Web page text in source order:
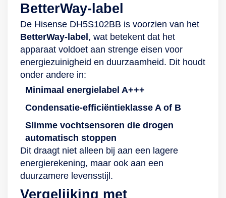
BetterWay-label
De Hisense DH5S102BB is voorzien van het
BetterWay-label, wat betekent dat het
apparaat voldoet aan strenge eisen voor
energiezuinigheid en duurzaamheid. Dit houdt
onder andere in:
Minimaal energielabel A+++
Condensatie-efficiëntieklasse A of B
Slimme vochtsensoren die drogen
automatisch stoppen
Dit draagt niet alleen bij aan een lagere
energierekening, maar ook aan een
duurzamere levensstijl.
Vergelijking met